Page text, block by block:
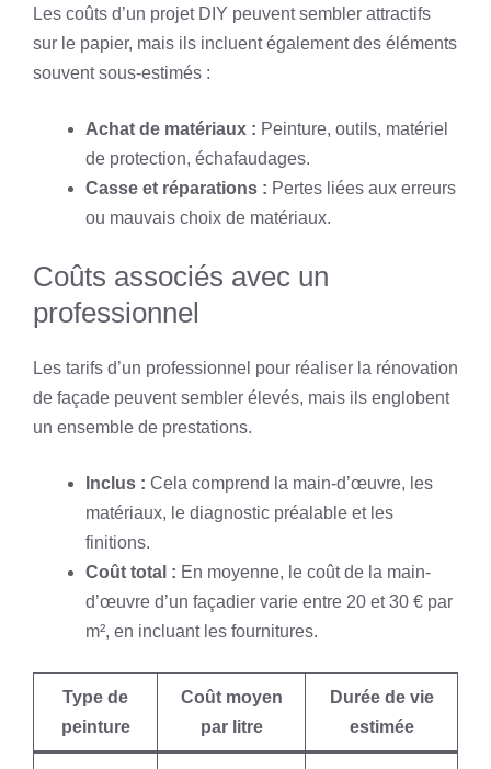
Les coûts d’un projet DIY peuvent sembler attractifs
sur le papier, mais ils incluent également des éléments
souvent sous-estimés :
Achat de matériaux : Peinture, outils, matériel
de protection, échafaudages.
Casse et réparations : Pertes liées aux erreurs
ou mauvais choix de matériaux.
Coûts associés avec un
professionnel
Les tarifs d’un professionnel pour réaliser la rénovation
de façade peuvent sembler élevés, mais ils englobent
un ensemble de prestations.
Inclus : Cela comprend la main-d’œuvre, les
matériaux, le diagnostic préalable et les
finitions.
Coût total : En moyenne, le coût de la main-
d’œuvre d’un façadier varie entre 20 et 30 € par
m², en incluant les fournitures.
Type de
peinture
Coût moyen
par litre
Durée de vie
estimée